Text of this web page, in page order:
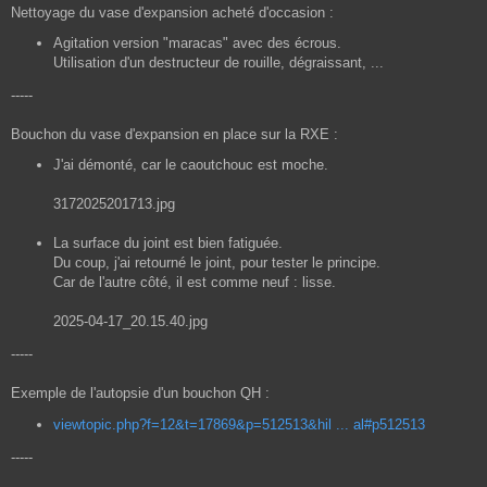
Nettoyage du vase d'expansion acheté d'occasion :
Agitation version "maracas" avec des écrous.
Utilisation d'un destructeur de rouille, dégraissant, ...
-----
Bouchon du vase d'expansion en place sur la RXE :
J'ai démonté, car le caoutchouc est moche.
3172025201713.jpg
La surface du joint est bien fatiguée.
Du coup, j'ai retourné le joint, pour tester le principe.
Car de l'autre côté, il est comme neuf : lisse.
2025-04-17_20.15.40.jpg
-----
Exemple de l'autopsie d'un bouchon QH :
viewtopic.php?f=12&t=17869&p=512513&hil ... al#p512513
-----